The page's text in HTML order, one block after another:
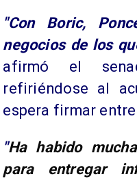
"Con Boric,
negocios de los
afirmó el
refiriéndose al
espera firmar
"Ha habido
para entregar